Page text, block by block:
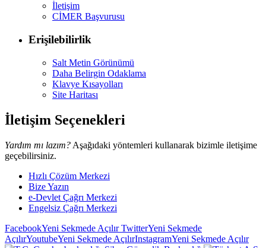
İletişim
CİMER Başvurusu
Erişilebilirlik
Salt Metin Görünümü
Daha Belirgin Odaklama
Klavye Kısayolları
Site Haritası
İletişim Seçenekleri
Yardım mı lazım? Aşağıdaki yöntemleri kullanarak bizimle iletişime
geçebilirsiniz.
Hızlı Çözüm Merkezi
Bize Yazın
e-Devlet Çağrı Merkezi
Engelsiz Çağrı Merkezi
FacebookYeni Sekmede AçılırTwitterYeni Sekmede
AçılırYoutubeYeni Sekmede AçılırInstagramYeni Sekmede Açılır